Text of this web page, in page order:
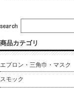
商品カテゴリ
エプロン・三角巾・マスク
スモック